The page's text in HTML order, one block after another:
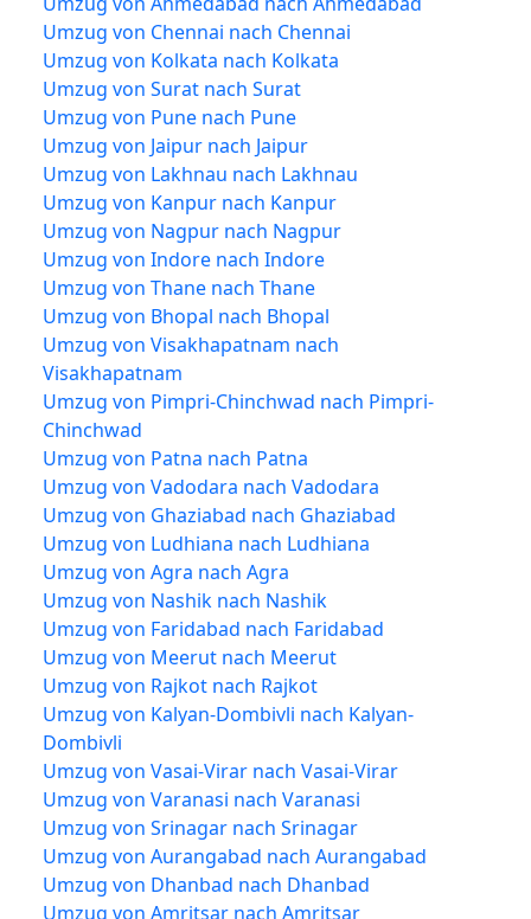
Umzug von Chennai nach Chennai
Umzug von Kolkata nach Kolkata
Umzug von Surat nach Surat
Umzug von Pune nach Pune
Umzug von Jaipur nach Jaipur
Umzug von Lakhnau nach Lakhnau
Umzug von Kanpur nach Kanpur
Umzug von Nagpur nach Nagpur
Umzug von Indore nach Indore
Umzug von Thane nach Thane
Umzug von Bhopal nach Bhopal
Umzug von Visakhapatnam nach
Visakhapatnam
Umzug von Pimpri-Chinchwad nach Pimpri-
Chinchwad
Umzug von Patna nach Patna
Umzug von Vadodara nach Vadodara
Umzug von Ghaziabad nach Ghaziabad
Umzug von Ludhiana nach Ludhiana
Umzug von Agra nach Agra
Umzug von Nashik nach Nashik
Umzug von Faridabad nach Faridabad
Umzug von Meerut nach Meerut
Umzug von Rajkot nach Rajkot
Umzug von Kalyan-Dombivli nach Kalyan-
Dombivli
Umzug von Vasai-Virar nach Vasai-Virar
Umzug von Varanasi nach Varanasi
Umzug von Srinagar nach Srinagar
Umzug von Aurangabad nach Aurangabad
Umzug von Dhanbad nach Dhanbad
Umzug von Amritsar nach Amritsar